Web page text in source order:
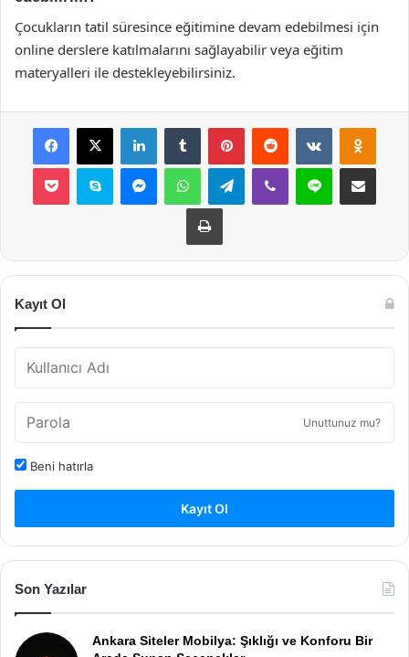
Çocukların tatil süresince eğitimine devam edebilmesi için
online derslere katılmalarını sağlayabilir veya eğitim
materyalleri ile destekleyebilirsiniz.
Facebook
X LinkedInTumblr PinterestReddit VKontakte
Pocket Skype MessengerWhatsAppTelegramViber Line E-Posta ile
Yazdır
Kayıt Ol
Unuttunuz mu?
Beni hatırla
Kayıt Ol
Son Yazılar
Ankara Siteler Mobilya: Şıklığı ve Konforu Bir